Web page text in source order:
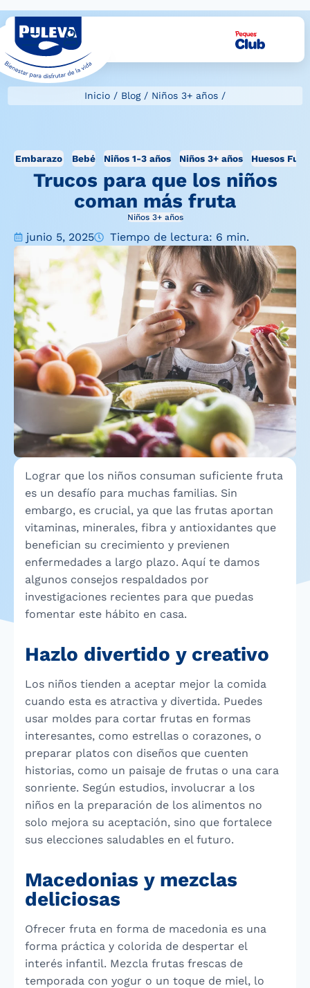
Inicio / Blog/ Niños 3+ años /
Embarazo Bebé Niños 1-3 años Niños 3+ años Huesos
Trucos para que los niños
coman más fruta
Niños 3+ años
junio 5, 2025 Tiempo de lectura: 6 min.
Lograr que los niños consuman suficiente fruta
es un desafío para muchas familias. Sin
embargo, es crucial, ya que las frutas aportan
vitaminas, minerales, fibra y antioxidantes que
benefician su crecimiento y previenen
enfermedades a largo plazo. Aquí te damos
algunos consejos respaldados por
investigaciones recientes para que puedas
fomentar este hábito en casa.
Hazlo divertido y creativo
Los niños tienden a aceptar mejor la comida
cuando esta es atractiva y divertida. Puedes
usar moldes para cortar frutas en formas
interesantes, como estrellas o corazones, o
preparar platos con diseños que cuenten
historias, como un paisaje de frutas o una cara
sonriente. Según estudios, involucrar a los
niños en la preparación de los alimentos no
solo mejora su aceptación, sino que fortalece
sus elecciones saludables en el futuro.
Macedonias y mezclas
deliciosas
Ofrecer fruta en forma de macedonia es una
forma práctica y colorida de despertar el
interés infantil. Mezcla frutas frescas de
temporada con yogur o un toque de miel, lo